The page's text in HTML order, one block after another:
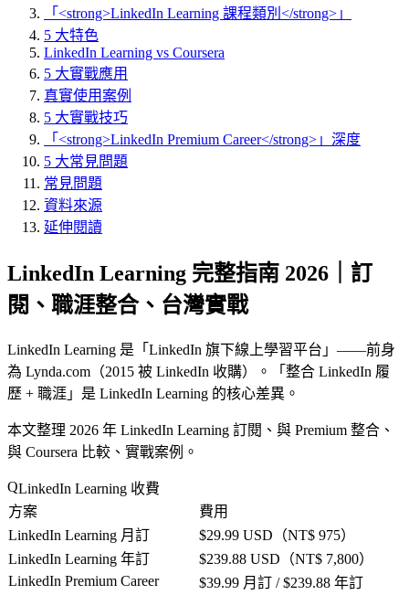
「<strong>LinkedIn Learning 課程類別</strong>」
5 大特色
LinkedIn Learning vs Coursera
5 大實戰應用
真實使用案例
5 大實戰技巧
「<strong>LinkedIn Premium Career</strong>」深度
5 大常見問題
常見問題
資料來源
延伸閱讀
LinkedIn Learning 完整指南 2026｜訂
閱、職涯整合、台灣實戰
LinkedIn Learning 是「 LinkedIn 旗下線上學習平台 」——前身
為 Lynda.com（2015 被 LinkedIn 收購）。「 整合 LinkedIn 履
歷 + 職涯 」是 LinkedIn Learning 的核心差異。
本文整理 2026 年 LinkedIn Learning 訂閱、與 Premium 整合、
與 Coursera 比較、實戰案例。
LinkedIn Learning 收費
方案
費用
LinkedIn Learning 月訂
$29.99 USD（NT$ 975）
LinkedIn Learning 年訂
$239.88 USD（NT$ 7,800）
LinkedIn Premium Career
$39.99 月訂 / $239.88 年訂